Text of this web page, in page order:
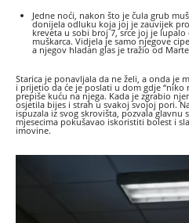
Jedne noći, nakon što je čula grub
donijela odluku koja joj je zauvijek
kreveta u sobi broj 7, srce joj je
muškarca. Vidjela je samo njegove
a njegov hladan glas je tražio od
Starica je ponavljala da ne želi, a onda je
i prijetio da će je poslati u dom gdje “niko
prepiše kuću na njega. Kada je zgrabio
osjetila bijes i strah u svakoj svojoj pori.
ispuzala iz svog skrovišta, pozvala
mjesecima pokušavao iskoristiti bolest i
imovine.